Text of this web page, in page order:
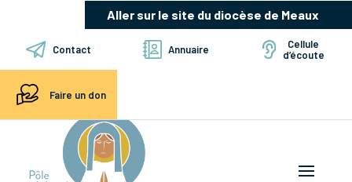
Aller sur le site du diocèse de Meaux
Contact Annuaire
Cellule
d’écoute
Faire un don